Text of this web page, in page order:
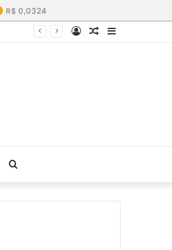
0,0324
Barra
Artigo
Entrar
Procurar
por